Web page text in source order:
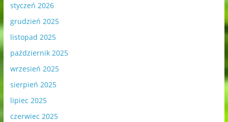
styczeń 2026
grudzień 2025
listopad 2025
październik 2025
wrzesień 2025
sierpień 2025
lipiec 2025
czerwiec 2025